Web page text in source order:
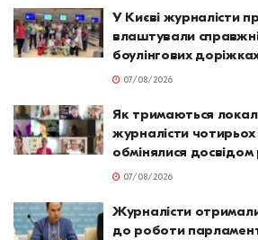
У Києві журналісти
влаштували
боулінгових
07/08/2026
Як тримаються
журналісти
обмінялися
07/08/2026
Журналісти
до роботи